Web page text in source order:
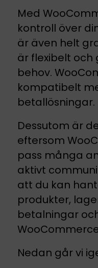
Med
kontroll över
är även helt
är flexibelt
behov.
kompatibelt
betallösningar.
Dessutom är
eftersom
pass många
aktivt
att du kan
produkter,
betalningar
Nedan går vi